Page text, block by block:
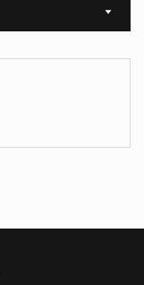
Sort